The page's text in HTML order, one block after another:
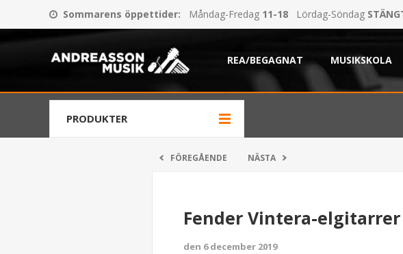
Sommarens öppettider: Måndag-Fredag 11-18 Lördag-Söndag
REA/BEGAGNAT MUSIKSKOLA
PRODUKTER
FÖREGÅENDE NÄSTA
Fender Vintera-
den 6 december 2019